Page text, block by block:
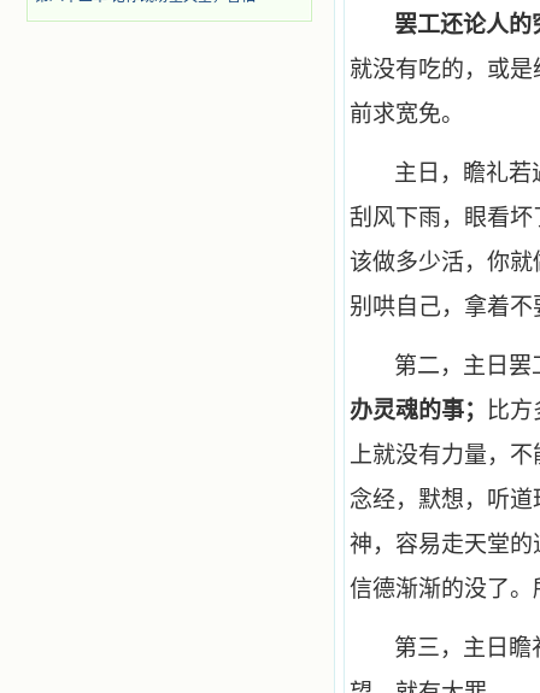
罢工还论人的
就没有吃的，或
前求宽免。
主日，瞻礼若
刮风下雨，眼看
该做多少活，你
别哄自己，拿着
第二，主日罢
办灵魂的事；
比
上就没有力量，
念经，默想，听
神，容易走天堂
信德渐渐的没了
第三，主日瞻